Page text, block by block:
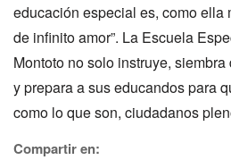
educación especial es, como ella
de infinito amor”. La Escuela
Montoto no solo instruye,
y prepara a sus educandos para
como lo que son, ciudadanos
Compartir en: